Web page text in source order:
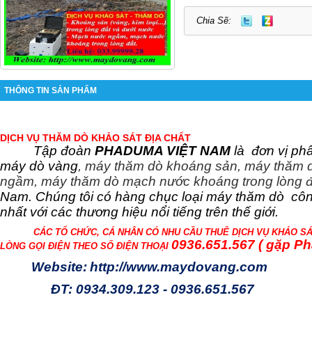
Chia Sẽ:
THÔNG TIN SẢN PHẨM
DỊCH VỤ THĂM DÒ KHẢO SÁT ĐỊA CHẤT
Tập đoàn PHADUMA VIỆT NAM là đơn vị
máy dò vàng, máy thăm dò khoáng sản, máy thăm
ngầm, máy thăm dò mạch nước khoáng trong lòng
Nam. Chúng tôi có hàng chục loại máy thăm dò
nhất với các thương hiệu nổi tiếng trên thế giới.
CÁC TỔ CHỨC, CÁ NHÂN CÓ NHU CẦU THUÊ DỊCH VỤ KHẢO
LÒNG GỌI ĐIỆN THEO SỐ ĐIỆN THOẠI 0936.651.567 ( gặp
Website:http://www.maydovang.com
ĐT: 0934.309.123 - 0936.651.567